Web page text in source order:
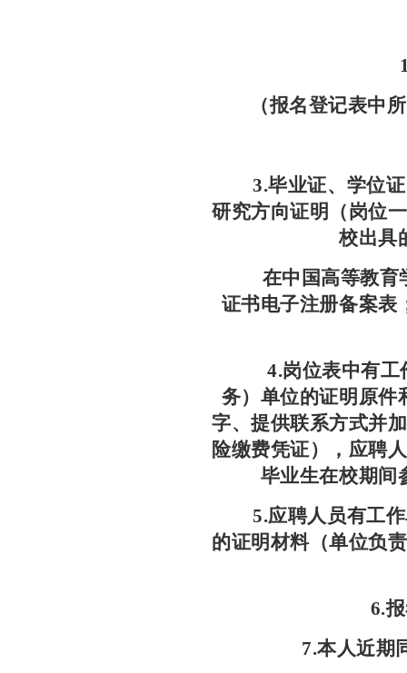
（报名登记表中
3.毕业证、学位
研究方向证明（岗位
校出具
在中国高等教育
证书电子注册备案表
4.岗位表中有工
务）单位的证明 原件
字、提供联系方式并
险缴费凭证）， 应聘
毕业生在校期间
5.应聘人员有工
的证明材料（单位负
6.
7.本人近期